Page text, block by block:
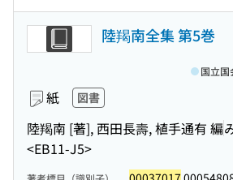
陸羯南全集 第5巻
紙 図書
陸羯南 [著], 西田長壽, 植手通有 編
<EB11-J5>
国立国